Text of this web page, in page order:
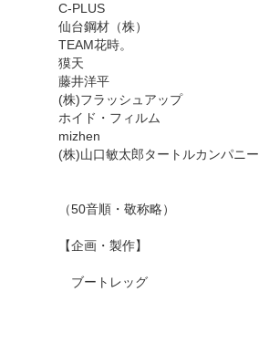
C-PLUS
仙台鋼材（株）
TEAM花時。
獏天
藤井洋平
(株)フラッシュアップ
ホイド・フィルム
mizhen
(株)山口敏太郎タートルカンパニー
（50音順・敬称略）
【企画・製作】
ブートレッグ